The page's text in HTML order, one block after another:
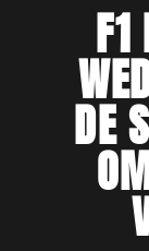
F1
DE